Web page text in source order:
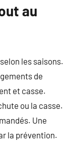
au
les saisons.
de
et casse.
ou la casse.
Une
la prévention.